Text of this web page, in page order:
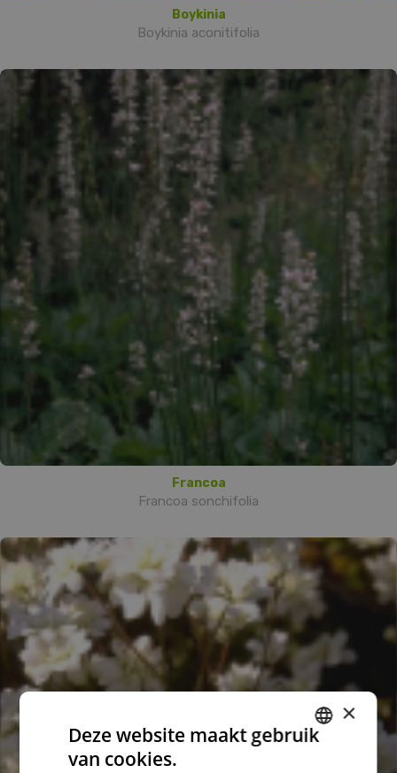
Boykinia
Boykinia aconitifolia
Francoa
Francoa sonchifolia
×
Deze website maakt gebruik
van cookies.